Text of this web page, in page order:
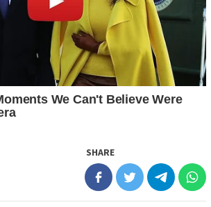
SHARE